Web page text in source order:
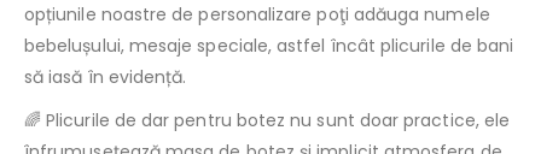
opțiunile noastre de personalizare poţi adăuga numele
bebelușului, mesaje speciale, astfel încât plicurile de bani
să iasă în evidență.
🌈 Plicurile de dar pentru botez nu sunt doar practice, ele